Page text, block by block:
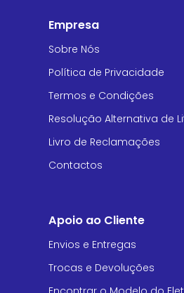
Empresa
Sobre Nós
Política de Privacidade
Termos e Condições
Resolução Alternativa de
Livro de Reclamações
Contactos
Apoio ao Cliente
Envios e Entregas
Trocas e Devoluções